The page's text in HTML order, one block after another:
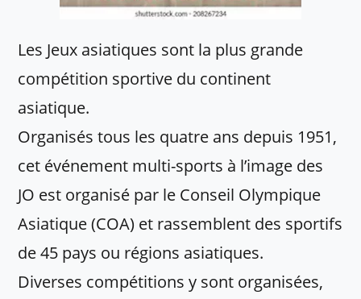
Les Jeux asiatiques sont la plus grande
compétition sportive du continent
asiatique.
Organisés tous les quatre ans depuis 1951,
cet événement multi-sports à l’image des
JO est organisé par le Conseil Olympique
Asiatique (COA) et rassemblent des sportifs
de 45 pays ou régions asiatiques.
Diverses compétitions y sont organisées,